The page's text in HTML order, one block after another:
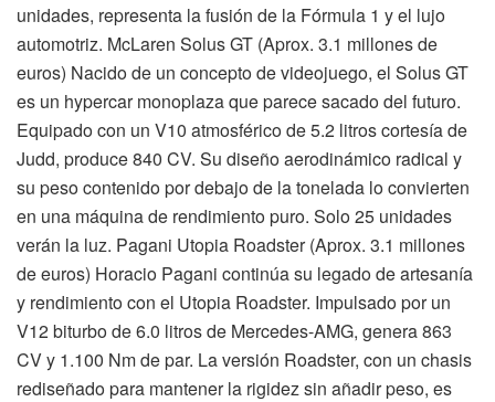
unidades, representa la fusión de la Fórmula 1 y el lujo
automotriz. McLaren Solus GT (Aprox. 3.1 millones de
euros) Nacido de un concepto de videojuego, el Solus GT
es un hypercar monoplaza que parece sacado del futuro.
Equipado con un V10 atmosférico de 5.2 litros cortesía de
Judd, produce 840 CV. Su diseño aerodinámico radical y
su peso contenido por debajo de la tonelada lo convierten
en una máquina de rendimiento puro. Solo 25 unidades
verán la luz. Pagani Utopia Roadster (Aprox. 3.1 millones
de euros) Horacio Pagani continúa su legado de artesanía
y rendimiento con el Utopia Roadster. Impulsado por un
V12 biturbo de 6.0 litros de Mercedes-AMG, genera 863
CV y 1.100 Nm de par. La versión Roadster, con un chasis
rediseñado para mantener la rigidez sin añadir peso, es